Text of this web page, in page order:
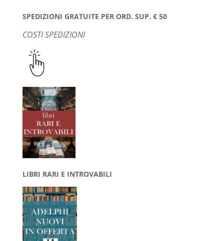
SPEDIZIONI GRATUITE PER ORD. SUP. € 50
COSTI SPEDIZIONI
LIBRI RARI E INTROVABILI